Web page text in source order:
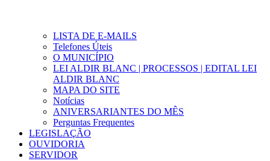
LISTA DE E-MAILS
Telefones Úteis
O MUNICÍPIO
LEI ALDIR BLANC | PROCESSOS | EDITAL LEI
ALDIR BLANC
MAPA DO SITE
Notícias
ANIVERSARIANTES DO MÊS
Perguntas Frequentes
LEGISLAÇÃO
OUVIDORIA
SERVIDOR